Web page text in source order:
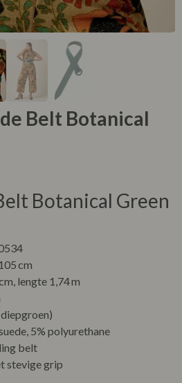
Belt Botanical
Botanical Green
cm
lengte 1,74 m
5% polyurethane
belt
stevige grip